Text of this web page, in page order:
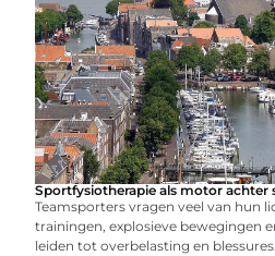
Sportfysiotherapie als motor achter
Teamsporters vragen veel van hun
trainingen, explosieve bewegingen
leiden tot overbelasting en